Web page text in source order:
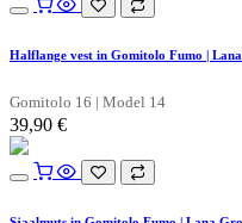
Halflange vest in Gomitolo Fumo | Lana
Gomitolo 16 | Model 14
39,90 €